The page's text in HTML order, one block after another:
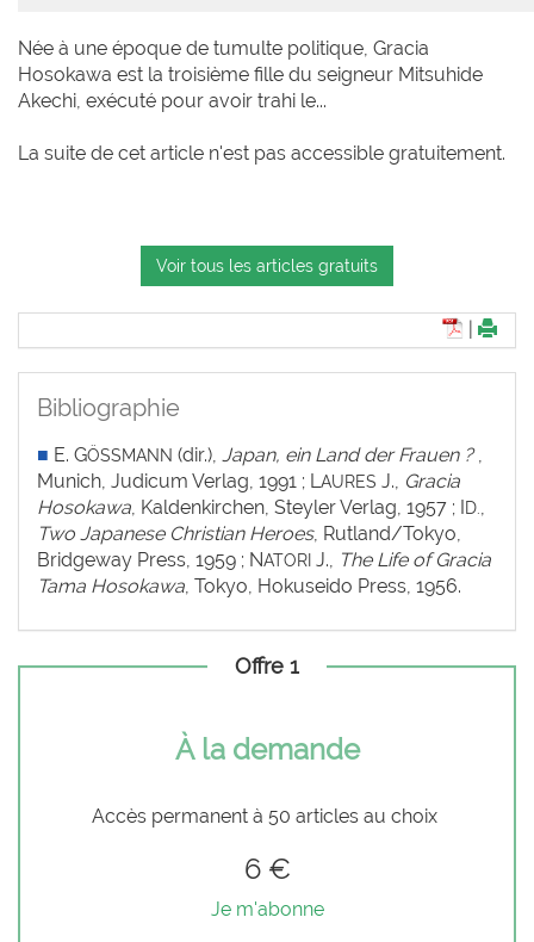
Née à une époque de tumulte politique, Gracia
Hosokawa est la troisième fille du seigneur Mitsuhide
Akechi, exécuté pour avoir trahi le...
La suite de cet article n'est pas accessible gratuitement.
Voir tous les articles gratuits
Bibliographie
■ E. GÖSSMANN (dir.), Japan, ein Land der Frauen ?,
Munich, Judicum Verlag, 1991 ; LAURES J., Gracia
Hosokawa, Kaldenkirchen, Steyler Verlag, 1957 ; ID. ,
Two Japanese Christian Heroes, Rutland/Tokyo,
Bridgeway Press, 1959 ; NATORI J., The Life of Gracia
Tama Hosokawa, Tokyo, Hokuseido Press, 1956.
Offre 1
À la demande
Accès permanent à 50 articles au choix
6 €
Je m'abonne